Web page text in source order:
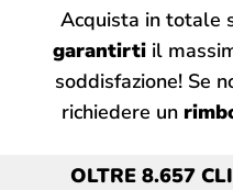
Acquista in totale
garantirtiil
soddisfazione! Se
richiedere un
OLTRE 8.657